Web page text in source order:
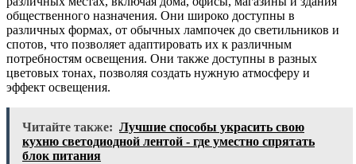
общественного назначения. Они широко доступны в
различных формах, от обычных лампочек до светильников и
спотов, что позволяет адаптировать их к различным
потребностям освещения. Они также доступны в разных
цветовых тонах, позволяя создать нужную атмосферу и
эффект освещения.
Читайте также: Лучшие способы украсить свою
кухню светодиодной лентой - где уместно спрятать
блок питания